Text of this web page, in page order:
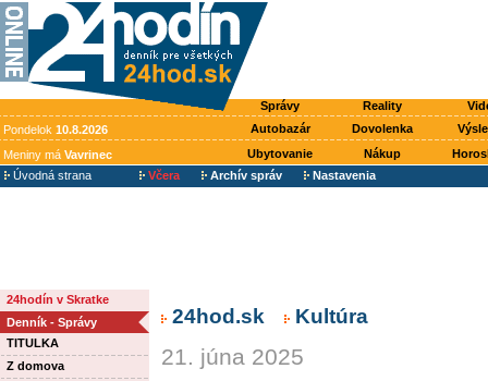
Správy Reality
Pondelok 10.8.2026 Autobazár Dovolenka
Meniny má Vavrinec Ubytovanie Nákup
Úvodná strana
Včera Archív správ Nastavenia
24hodín v Skratke
Denník - Správy
TITULKA
Z domova
24hod.sk Kultúra
21. júna 2025